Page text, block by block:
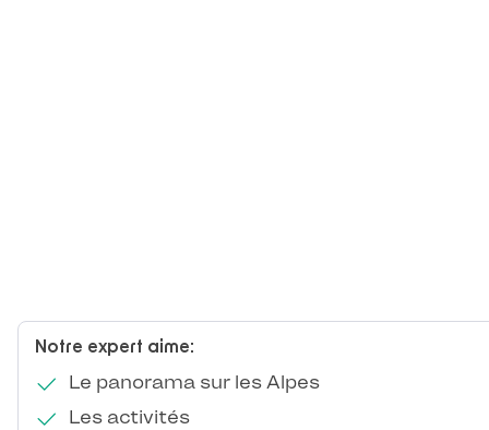
Notre expert aime:
Le panorama sur les Alpes
Les activités